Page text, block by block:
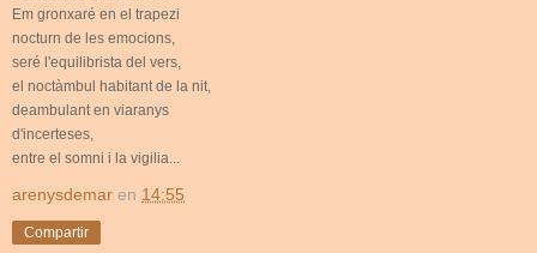
Em gronxaré en el trapezi
nocturn de les emocions,
seré l'equilibrista del vers,
el noctàmbul habitant de la nit,
deambulant en viaranys
d'incerteses,
entre el somni i la vigilia...
arenysdemar en 14:55
Compartir